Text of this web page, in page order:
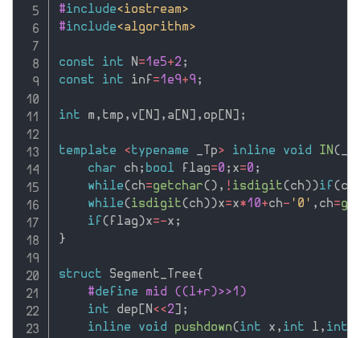
#include<iostream>
#include<algorithm>
const int N=1e5+2 ;
const
int inf =1e9+9 ;
int m , tmp , v [N] , a [N] , op [N] ;
template <typename _Tp> inline void IN(
char ch ; bool flag=0 ; x=0 ;
while(ch=getchar() , ! isdigit(ch))if (ch
while(isdigit(ch))x=x*10+ch- '0' , ch=
if ( flag)x=-x ;
}
struct Segment_Tree{
#define mid ((l+r)>>1)
int dep [N<<2] ;
inline
void pushdown(int x , int l , int